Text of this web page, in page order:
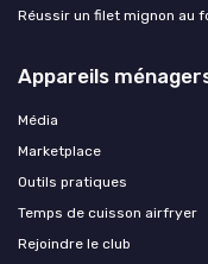
Réussir un filet mignon au
Appareils
Média
Marketplace
Outils pratiques
Temps de cuisson airfryer
Rejoindre le club